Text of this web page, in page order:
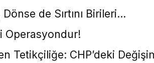
de Sırtını Birileri…
Operasyondur!
Tetikçiliğe: CHP’deki